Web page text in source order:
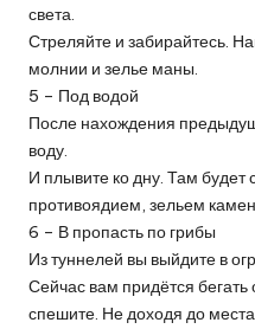
света.
Стреляйте и забирайтесь.
молнии и зелье маны.
5 – Под водой
После нахождения
воду.
И плывите ко дну. Там будет
противоядием, зельем
6 – В пропасть по грибы
Из туннелей вы выйдите в
Сейчас вам придётся бегать
спешите. Не доходя до